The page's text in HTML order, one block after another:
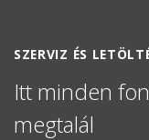
SZERVIZ ÉS
Itt minden
megtalál